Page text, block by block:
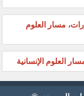
مقررات، مسار العلوم